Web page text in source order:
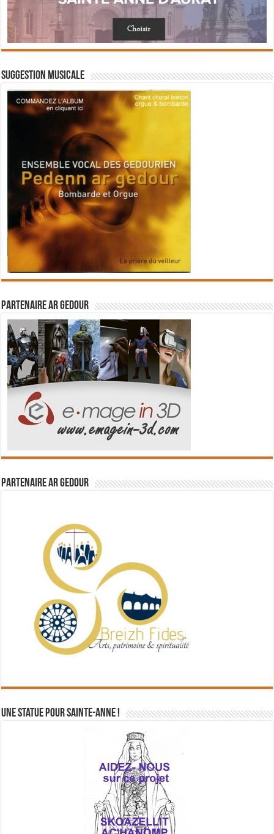
Suggestion musicale
Partenaire Ar Gedour
Partenaire Ar Gedour
Une statue pour Sainte-Anne !